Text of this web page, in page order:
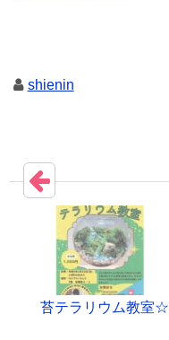
shienin
苔テラリウム教室☆